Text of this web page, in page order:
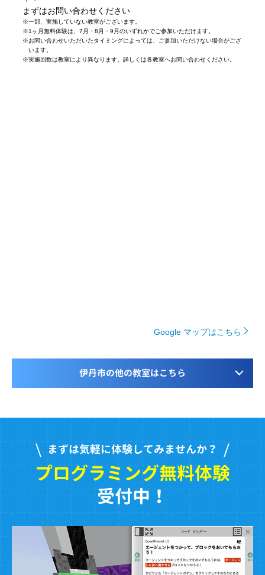
まずはお問い合わせください
※一部、実施していない教室がございます。
※1ヶ月無料体験は、7月・8月・9月のいずれかでご参加いただけます。
※お問い合わせいただいたタイミングによっては、ご参加いただけない場合がござ
います。
※実施回数は教室により異なります。詳しくは各教室へお問い合わせください。
Google マップはこちら
伊丹市の他の教室はこちら
まずは気軽に体験してみませんか？
プログラミング無料体験
受付中！